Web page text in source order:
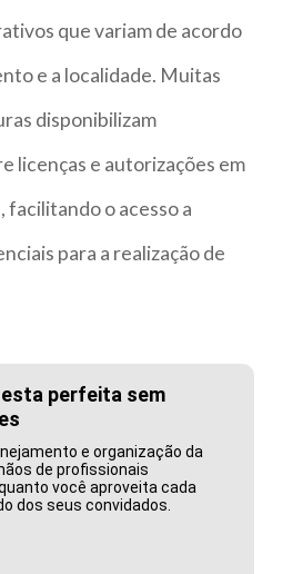
que variam de acordo
e a localidade. Muitas
disponibilizam
licenças e autorizações em
facilitando o acesso a
para a realização de
perfeita sem
e organização da
de profissionais
você aproveita cada
dos seus convidados.